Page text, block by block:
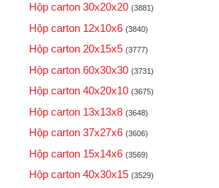
Hộp carton 30x20x20 (3881)
Hộp carton 12x10x6 (3840)
Hộp carton 20x15x5 (3777)
Hộp carton 60x30x30 (3731)
Hộp carton 40x20x10 (3675)
Hộp carton 13x13x8 (3648)
Hộp carton 37x27x6 (3606)
Hộp carton 15x14x6 (3569)
Hộp carton 40x30x15 (3529)